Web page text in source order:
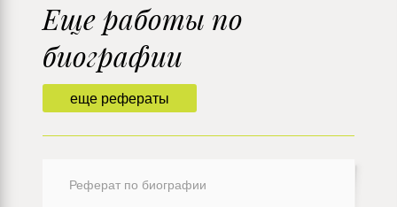
еще рефераты
Еще работы по
биографии
Реферат по биографии